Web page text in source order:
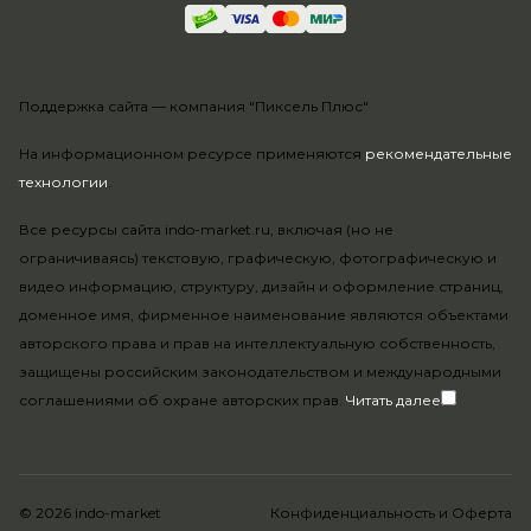
На информационном ресурсе применяются рекомендательные
технологии.
Все ресурсы сайта indo-market.ru, включая (но не
ограничиваясь) текстовую, графическую, фотографическую и
видео информацию, структуру, дизайн и оформление страниц,
доменное имя, фирменное наименование являются объектами
авторского права и прав на интеллектуальную собственность,
защищены российским законодательством и международными
соглашениями об охране авторских прав. Читать далее
Поддержка сайта — компания "Пиксель Плюс"
© 2026 indo-market Конфиденциальность и Оферта